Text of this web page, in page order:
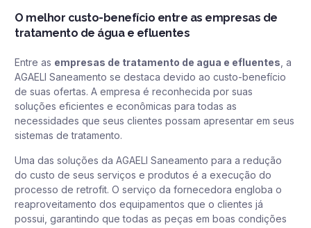
O melhor custo-benefício entre as empresas de
tratamento de água e efluentes
Entre as empresas de tratamento de agua e efluentes , a
AGAELI Saneamento se destaca devido ao custo-benefício
de suas ofertas. A empresa é reconhecida por suas
soluções eficientes e econômicas para todas as
necessidades que seus clientes possam apresentar em seus
sistemas de tratamento.
Uma das soluções da AGAELI Saneamento para a redução
do custo de seus serviços e produtos é a execução do
processo de retrofit. O serviço da fornecedora engloba o
reaproveitamento dos equipamentos que o clientes já
possui, garantindo que todas as peças em boas condições